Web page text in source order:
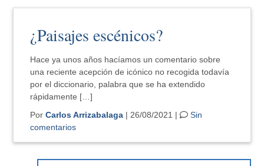
¿Paisajes escénicos?
Hace ya unos años hacíamos un comentario sobre
una reciente acepción de icónico no recogida todavía
por el diccionario, palabra que se ha extendido
rápidamente […]
PorCarlos Arrizabalaga | 26/08/2021 |
Sin
comentarios